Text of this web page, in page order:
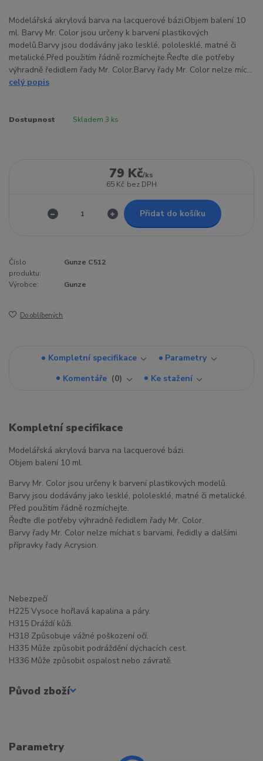
Modelářská akrylová barva na lacquerové bázi.Objem balení 10
ml. Barvy Mr. Color jsou určeny k barvení plastikových
modelů.Barvy jsou dodávány jako lesklé, pololesklé, matné či
metalické.Před použitím řádně rozmíchejte.Řeďte dle potřeby
výhradně ředidlem řady Mr. Color.Barvy řady Mr. Color nelze míc...
celý popis
Dostupnost Skladem 3 ks
79 Kč/ks
65 Kč bez DPH
Přidat do košíku
Číslo
produktu:
Gunze C512
Výrobce: Gunze
Do oblíbených
Kompletní specifikace
Parametry
Komentáře
0 Ke stažení
Kompletní specifikace
Modelářská akrylová barva na lacquerové bázi.
Objem balení 10 ml.
Barvy Mr. Color jsou určeny k barvení plastikových modelů.
Barvy jsou dodávány jako lesklé, pololesklé, matné či metalické.
Před použitím řádně rozmíchejte.
Řeďte dle potřeby výhradně ředidlem řady Mr. Color.
Barvy řady Mr. Color nelze míchat s barvami, ředidly a dalšími
přípravky řady Acrysion.
Nebezpečí
H225 Vysoce hořlavá kapalina a páry.
H315 Dráždí kůži.
H318 Způsobuje vážné poškození očí.
H335 Může způsobit podráždění dýchacích cest.
H336 Může způsobit ospalost nebo závratě.
Původ zboží
Parametry